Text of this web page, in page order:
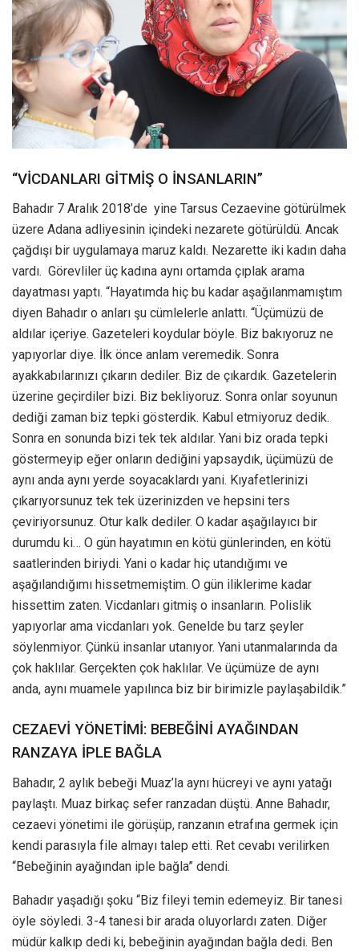
“VİCDANLARI GİTMİŞ O İNSANLARIN”
Bahadır 7 Aralık 2018’de yine Tarsus Cezaevine götürülmek
üzere Adana adliyesinin içindeki nezarete götürüldü. Ancak
çağdışı bir uygulamaya maruz kaldı. Nezarette iki kadın daha
vardı. Görevliler üç kadına aynı ortamda çıplak arama
dayatması yaptı. “Hayatımda hiç bu kadar aşağılanmamıştım
diyen Bahadır o anları şu cümlelerle anlattı. “Üçümüzü de
aldılar içeriye. Gazeteleri koydular böyle. Biz bakıyoruz ne
yapıyorlar diye. İlk önce anlam veremedik. Sonra
ayakkabılarınızı çıkarın dediler. Biz de çıkardık. Gazetelerin
üzerine geçirdiler bizi. Biz bekliyoruz. Sonra onlar soyunun
dediği zaman biz tepki gösterdik. Kabul etmiyoruz dedik.
Sonra en sonunda bizi tek tek aldılar. Yani biz orada tepki
göstermeyip eğer onların dediğini yapsaydık, üçümüzü de
aynı anda aynı yerde soyacaklardı yani. Kıyafetlerinizi
çıkarıyorsunuz tek tek üzerinizden ve hepsini ters
çeviriyorsunuz. Otur kalk dediler. O kadar aşağılayıcı bir
durumdu ki… O gün hayatımın en kötü günlerinden, en kötü
saatlerinden biriydi. Yani o kadar hiç utandığımı ve
aşağılandığımı hissetmemiştim. O gün iliklerime kadar
hissettim zaten. Vicdanları gitmiş o insanların. Polislik
yapıyorlar ama vicdanları yok. Genelde bu tarz şeyler
söylenmiyor. Çünkü insanlar utanıyor. Yani utanmalarında da
çok haklılar. Gerçekten çok haklılar. Ve üçümüze de aynı
anda, aynı muamele yapılınca biz bir birimizle paylaşabildik.”
CEZAEVİ YÖNETİMİ: BEBEĞİNİ AYAĞINDAN
RANZAYA İPLE BAĞLA
Bahadır, 2 aylık bebeği Muaz’la aynı hücreyi ve aynı yatağı
paylaştı. Muaz birkaç sefer ranzadan düştü. Anne Bahadır,
cezaevi yönetimi ile görüşüp, ranzanın etrafına germek için
kendi parasıyla file almayı talep etti. Ret cevabı verilirken
“Bebeğinin ayağından iple bağla” dendi.
Bahadır yaşadığı şoku “Biz fileyi temin edemeyiz. Bir tanesi
öyle söyledi. 3-4 tanesi bir arada oluyorlardı zaten. Diğer
müdür kalkıp dedi ki, bebeğinin ayağından bağla dedi. Ben